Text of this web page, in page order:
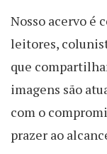
Nosso acervo é
leitores,
que
imagens são
com o
prazer ao